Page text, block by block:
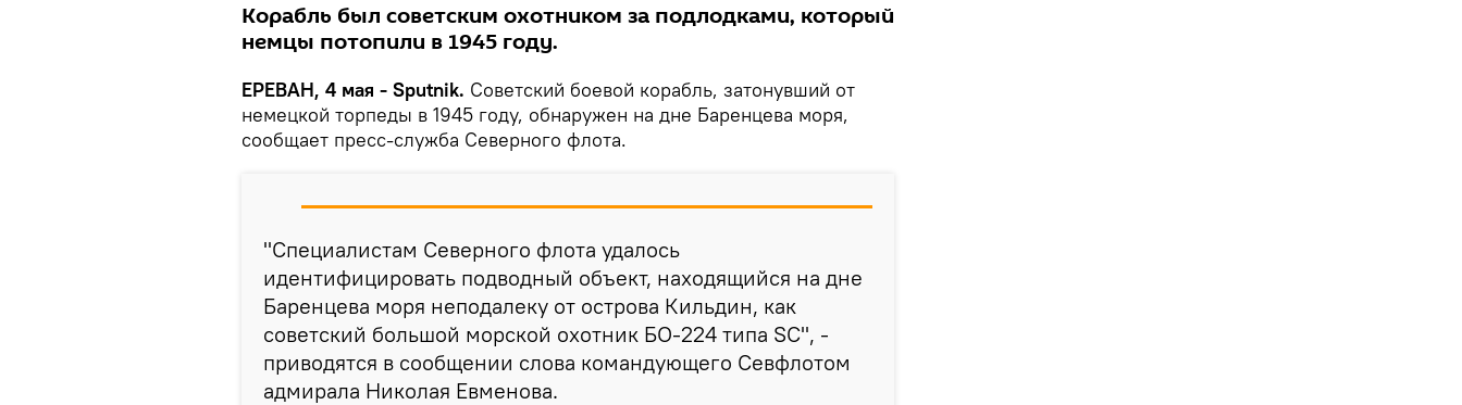
Корабль был советским охотником за подлодками, который
немцы потопили в 1945 году.
ЕРЕВАН, 4 мая - Sputnik. Советский боевой корабль, затонувший от
немецкой торпеды в 1945 году, обнаружен на дне Баренцева моря,
сообщает пресс-служба Северного флота.
"Специалистам Северного флота удалось
идентифицировать подводный объект, находящийся на дне
Баренцева моря неподалеку от острова Кильдин, как
советский большой морской охотник БО-224 типа SC", -
приводятся в сообщении слова командующего Севфлотом
адмирала Николая Евменова.